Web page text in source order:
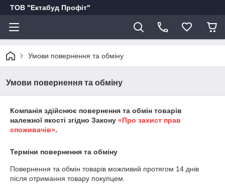
ТОВ "Ектабуд Профіт"
Умови повернення та обміну
Умови повернення та обміну
Компанія здійснює повернення та обмін товарів
належної якості згідно Закону «Про захист прав
споживачів».
Терміни повернення та обміну
Повернення та обмін товарів можливий протягом 14 днів
після отримання товару покупцем.